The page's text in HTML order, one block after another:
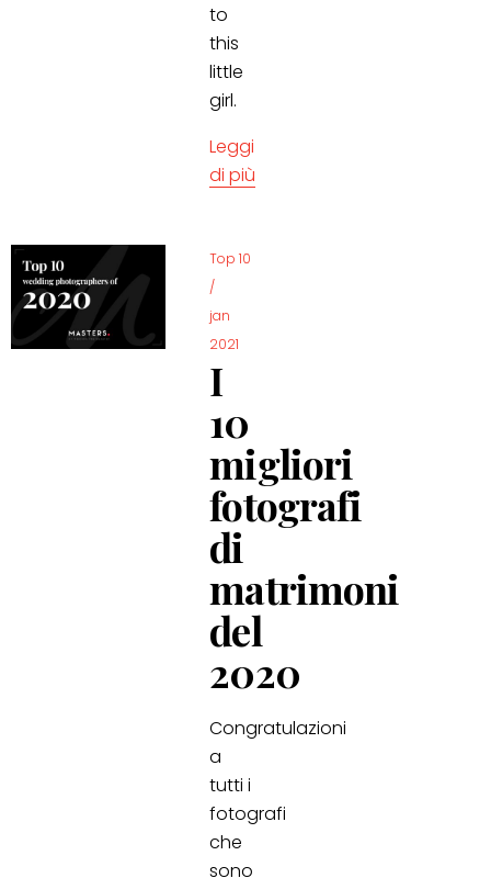
to
this
little
girl.
Leggi
di più
Top 10
/
jan
2021
I
10
migliori
fotografi
di
matrimoni
del
2020
Congratulazioni
a
tutti i
fotografi
che
sono